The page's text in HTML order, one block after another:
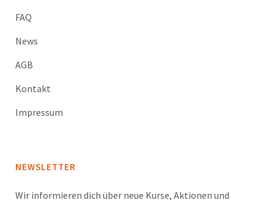
FAQ
News
AGB
Kontakt
Impressum
NEWSLETTER
Wir informieren dich über neue Kurse, Aktionen und